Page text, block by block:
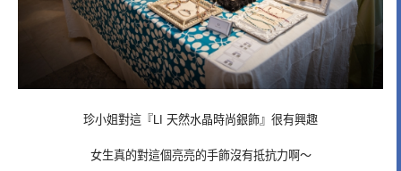
珍小姐對這『LI 天然水晶時尚銀飾』很有興趣
女生真的對這個亮亮的手飾沒有抵抗力啊～